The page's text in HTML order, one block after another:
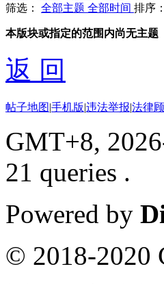
筛选： 全部主题 全部时间 排序：
本版块或指定的范围内尚无主题
返 回
帖子地图|手机版|违法举报|法律
GMT+8,
21 queries .
Powered by
© 2018-2020